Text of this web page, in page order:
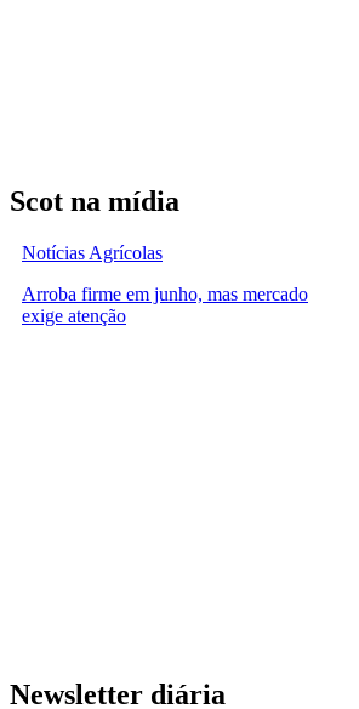
Scot na mídia
Notícias Agrícolas
Arroba firme em junho, mas mercado
exige atenção
Newsletter diária